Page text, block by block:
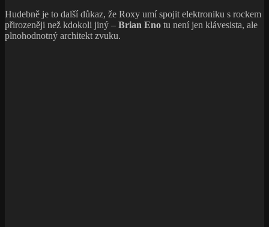
Hudebně je to další důkaz, že Roxy umí spojit elektroniku s rockem
přirozeněji než kdokoli jiný – Brian Eno tu není jen klávesista, ale
plnohodnotný architekt zvuku.